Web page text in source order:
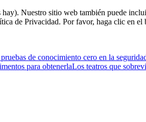
Nuestro sitio web también puede
de Privacidad. Por favor, haga clic en
de conocimiento cero en la
para obtenerlaLos teatros que